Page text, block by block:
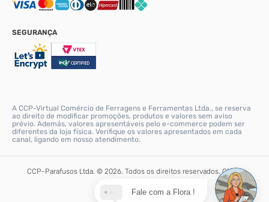
SEGURANÇA
A CCP-Virtual Comércio de Ferragens e Ferramentas Ltda., se reserva
ao direito de modificar promoções, produtos e valores sem aviso
prévio. Además, valores apresentáveis pelo e-commerce podem ser
diferentes da loja física. Verifique os valores apresentados em cada
canal, ligando em nosso atendimento.
CCP-Parafusos Ltda. © 2026. Todos os direitos reservados. CNPJ:
56.331.671/0001-90
Fale com a Flora !